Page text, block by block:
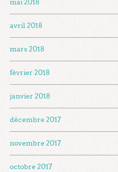
mai 2018
avril 2018
mars 2018
février 2018
janvier 2018
décembre 2017
novembre 2017
octobre 2017